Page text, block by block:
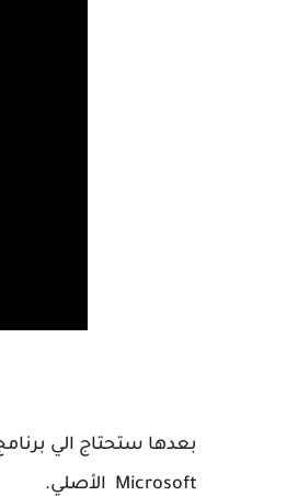
Microsoft الأصلي.